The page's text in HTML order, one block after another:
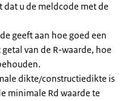
u de meldcode met de
geeft aan hoe goed een
van de R-waarde, hoe
dikte/constructiedikte is
minimale Rd waarde te